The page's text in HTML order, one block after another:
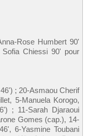
Rose Humbert 90'
Chiessi 90' pour
; 20-Asmaou Cherif
5-Manuela Korogo,
; 11-Sarah Djaraoui
Gomes (cap.), 14-
6-Yasmine Toubani